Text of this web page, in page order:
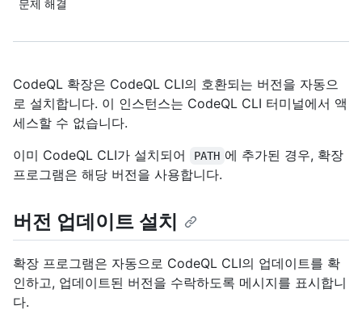
문제 해결
CodeQL 확장은 CodeQL CLI의 호환되는 버전을 자동으
로 설치합니다. 이 인스턴스는 CodeQL CLI 터미널에서 액
세스할 수 없습니다.
이미 CodeQL CLI가 설치되어
PATH 에 추가된 경우, 확장
프로그램은 해당 버전을 사용합니다.
버전 업데이트 설치
확장 프로그램은 자동으로 CodeQL CLI의 업데이트를 확
인하고, 업데이트된 버전을 수락하도록 메시지를 표시합니
다.